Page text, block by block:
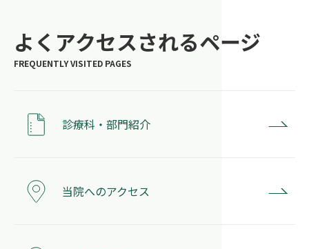
よくアクセスされるページ
診療科・部門紹介
当院へのアクセス